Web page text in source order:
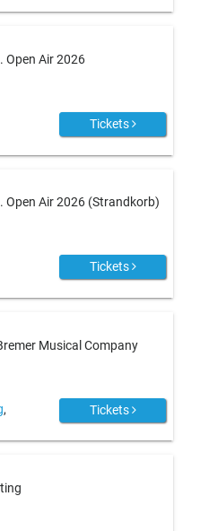
Open Air 2026
Tickets
Open Air 2026 (Strandkorb)
Tickets
Musical Company
,
Tickets